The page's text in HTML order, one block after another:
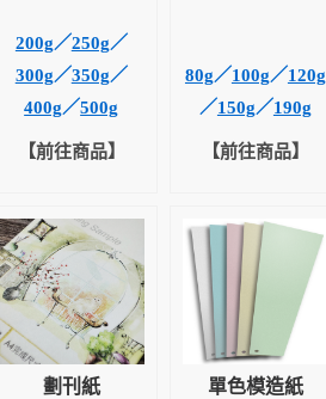
200g／250g／
300g／350g／
400g／500g
【前往商品】
80g／100g／120g
／150g／190g
【前往商品】
劃刊紙 單色模造紙